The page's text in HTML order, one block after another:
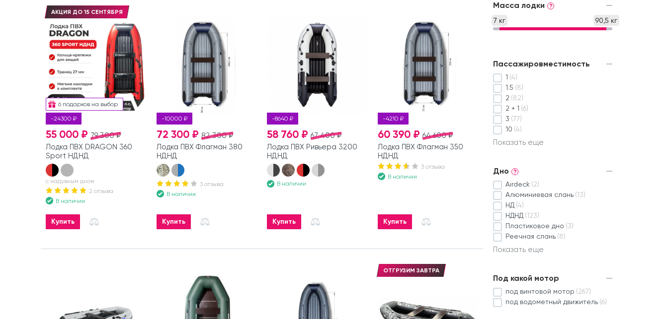
6 подарков на выбор
-24300 ₽
АКЦИЯ ДО 15 СЕНТЯБРЯ
79 300 ₽
55 000 ₽
Лодка ПВХ DRAGON 360
Sport НДНД
с надувным дном
2 отзыва
В наличии
Купить
-10000 ₽
82 300 ₽
72 300 ₽
Лодка ПВХ Флагман 380
НДНД
3 отзыва
В наличии
Купить
-8640 ₽
67 400 ₽
58 760 ₽
Лодка ПВХ Ривьера 3200
НДНД
В наличии
Купить
-4210 ₽
64 600 ₽
60 390 ₽
Лодка ПВХ Флагман 350
НДНД
3 отзыва
В наличии
Купить
ОТГРУЗИМ ЗАВТРА
Масса лодки ?
7 кг 90,5 кг
Пассажировместимость
1 (4)
1.5 (8)
2 (82)
2 + 1 (6)
3 (77)
10 (4)
Показать еще
Дно ?
Airdeck (2)
Алюминиевая слань (13)
НД (4)
НДНД (123)
Пластиковое дно (3)
Реечная слань (8)
Показать еще
Под какой мотор
под винтовой мотор (267)
под водометный движитель (6)